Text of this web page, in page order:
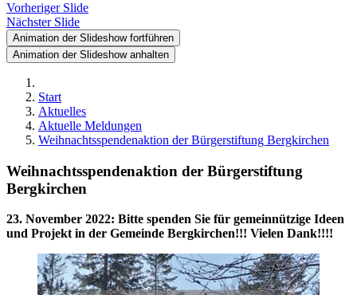
Vorheriger Slide
Nächster Slide
Animation der Slideshow fortführen
Animation der Slideshow anhalten
Start
Aktuelles
Aktuelle Meldungen
Weihnachtsspendenaktion der Bürgerstiftung Bergkirchen
Weihnachtsspendenaktion der Bürgerstiftung
Bergkirchen
23. November 2022: Bitte spenden Sie für gemeinnützige Ideen
und Projekt in der Gemeinde Bergkirchen!!! Vielen Dank!!!!